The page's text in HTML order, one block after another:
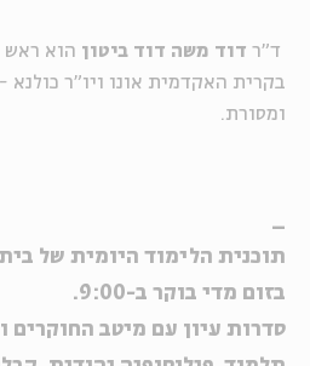
ד"ר דוד משה דוד ביטון הוא ראש
בקרית האקדמית אונו ויו"ר
ומסורת.
_
תוכנית הלימוד היומית של
בזום מדי בוקר ב-9:00.
סדרות עיון עם מיטב החוקרים